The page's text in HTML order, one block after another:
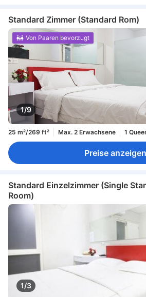
Standard Zimmer (Standard Rom)
1/9
Von Paaren bevorzugt
25 m²/269 ft² Max. 2 Erwachsene 1
Preise anzeigen
Standard Einzelzimmer (Single
Room)
1/3